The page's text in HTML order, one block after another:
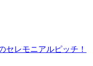
セレモニアルピッチ！